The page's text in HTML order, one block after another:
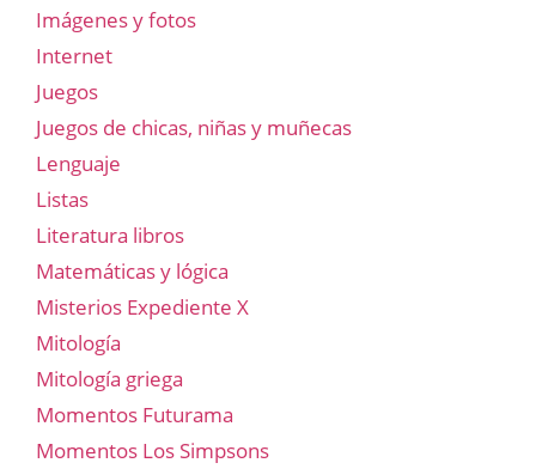
Imágenes y fotos
Internet
Juegos
Juegos de chicas, niñas y muñecas
Lenguaje
Listas
Literatura libros
Matemáticas y lógica
Misterios Expediente X
Mitología
Mitología griega
Momentos Futurama
Momentos Los Simpsons